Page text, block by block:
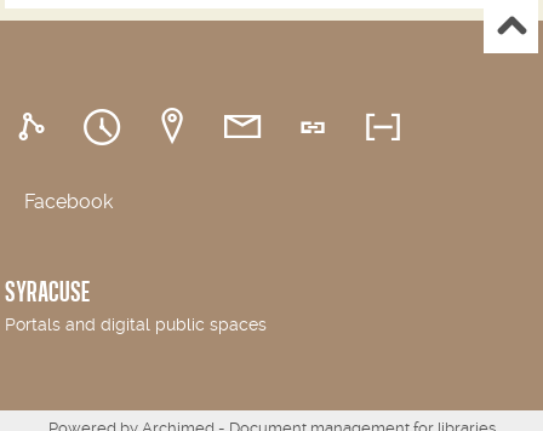
Facebook
SYRACUSE
Portals and digital public spaces